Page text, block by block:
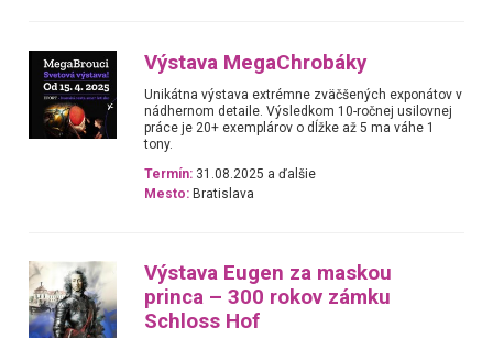
Výstava MegaChrobáky
Unikátna výstava extrémne zväčšených exponátov v
nádhernom detaile. Výsledkom 10-ročnej usilovnej
práce je 20+ exemplárov o dĺžke až 5 ma váhe 1
tony.
Termín: 31.08.2025 a ďalšie
Mesto: Bratislava
Výstava Eugen za maskou
princa – 300 rokov zámku
Schloss Hof